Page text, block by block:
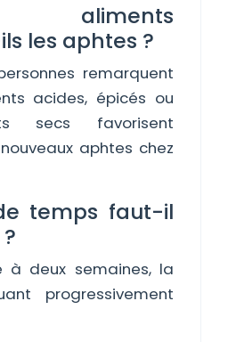
aliments
les aphtes ?
remarquent
acides, épicés ou
secs favorisent
aphtes chez
temps faut-il
à deux semaines, la
progressivement